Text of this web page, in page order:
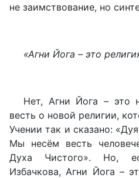
не заимствование, но
«Агни Йога – это
Нет, Агни Йога – это
весть о новой религии,
Учении так и сказано:
Мы несём весть
Духа Чистого». Но,
Избачкова, Агни Йога –